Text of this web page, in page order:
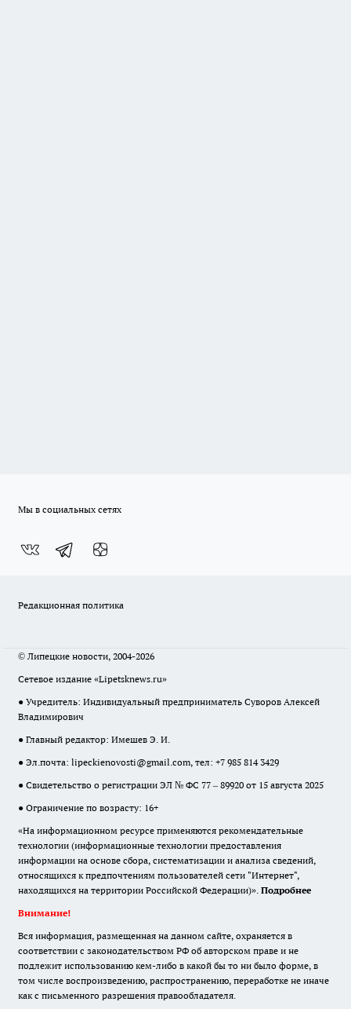
Мы в социальных сетях
Редакционная политика
© Липецкие новости, 2004-2026
Сетевое издание «Lipetsknews.ru»
● Учредитель: Индивидуальный предприниматель Суворов Алексей
Владимирович
● Главный редактор: Имешев Э. И.
● Эл.почта: lipeckienovosti@gmail.com, тел: +7 985 814 3429
● Свидетельство о регистрации ЭЛ № ФС 77 – 89920 от 15 августа 2025
● Ограничение по возрасту: 16+
«На информационном ресурсе применяются рекомендательные
технологии (информационные технологии предоставления
информации на основе сбора, систематизации и анализа сведений,
относящихся к предпочтениям пользователей сети "Интернет",
находящихся на территории Российской Федерации)». Подробнее
Внимание!
Вся информация, размещенная на данном сайте, охраняется в
соответствии с законодательством РФ об авторском праве и не
подлежит использованию кем-либо в какой бы то ни было форме, в
том числе воспроизведению, распространению, переработке не иначе
как с письменного разрешения правообладателя.